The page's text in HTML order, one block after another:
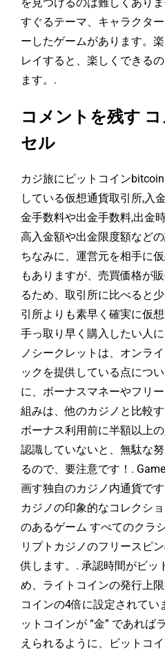
を見つけるのは難しくあり
すぐるテーマ、キャラクタ
ーしたゲームがあります。
レイすると、楽しくできる
ます。.
コメントを残す
セル
カジ旅にビットコイン
している仮想通貨取引所,入
金手数料や出金手数料,出金
高入金額や出金限度額など
ちなみに、運営元を相手に
もありますが、売買価格が
るため、取引所に比べると
引所よりも素早く確実に仮
手っ取り早く購入したい人
ノシークレットは、オンラ
ックを提供している点につ
に、ボーナスマネーやフリ
組みは、他のカジノと比較
ボーナス利用前に半額以上
認識していないと、無駄な
るので、要注意です！.
画す独自のカジノ内通貨で
カジノの印象的なコレクシ
のあるゲーム すべてのクラ
リプトカジノのフリースピ
供します。. 承認時間がビッ
め、ライトコインの発行上
コインの4倍に設定されて
ットコインが “金” であれば
えられるように、ビットコ